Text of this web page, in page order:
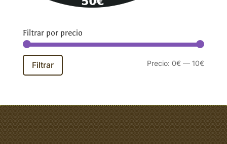
Filtrar por precio
Precio
Precio
Filtrar Precio: 0€ —10€